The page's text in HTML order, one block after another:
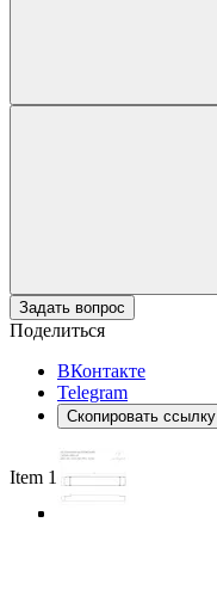
Задать вопрос
Поделиться
ВКонтакте
Telegram
Скопировать ссылку
Item 1 of 4